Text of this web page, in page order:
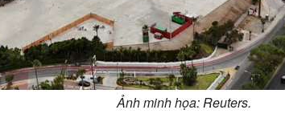
Ảnh minh họa: Reuters.